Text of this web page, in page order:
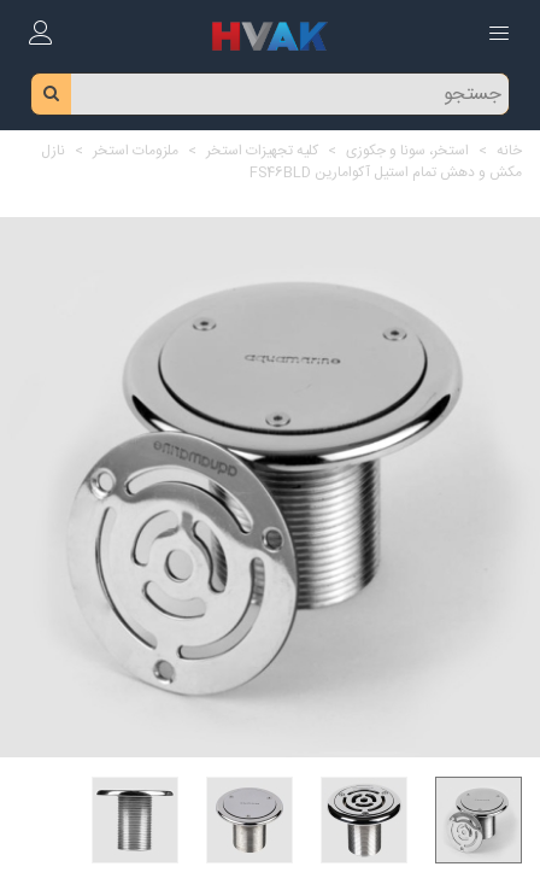
خانه > استخر، سونا و جکوزی > کلیه تجهیزات استخر > ملزومات استخر > نازل
مکش و دهش تمام استیل آکوامارین FS46BLD